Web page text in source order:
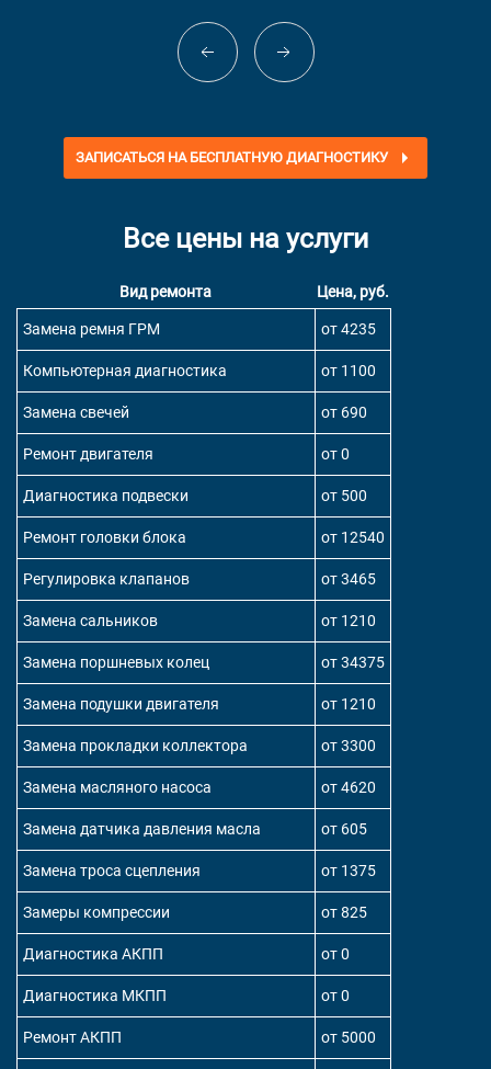
ЗАПИСАТЬСЯ НА БЕСПЛАТНУЮ ДИАГНОСТИКУ
Все цены на услуги
Вид ремонта
Цена, руб.
Замена ремня ГРМ
от 4235
Компьютерная диагностика от 1100
Замена свечей от 690
Ремонт двигателя от 0
Диагностика подвески от 500
Ремонт головки блока от 12540
Регулировка клапанов от 3465
Замена сальников от 1210
Замена поршневых колец от 34375
Замена подушки двигателя от 1210
Замена прокладки коллектора от 3300
Замена масляного насоса от 4620
Замена датчика давления масла от 605
Замена троса сцепления от 1375
Замеры компрессии от 825
Диагностика АКПП от 0
Диагностика МКПП от 0
Ремонт АКПП от 5000